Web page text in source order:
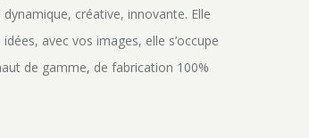
créative, innovante. Elle
avec vos images, elle s’occupe
de gamme, de fabrication 100%